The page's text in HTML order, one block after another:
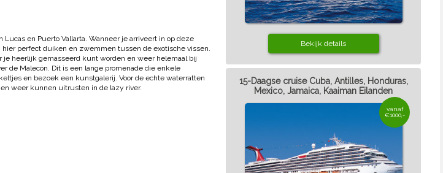
en Puerto Vallarta. Wanneer je arriveert in op deze
perfect duiken en zwemmen tussen de exotische vissen.
je heerlijk gemasseerd kunt worden en weer helemaal bij
de Malecón. Dit is een lange promenade die enkele
en bezoek een kunstgalerij. Voor de echte waterratten
weer kunnen uitrusten in de lazy river.
Bekijk details
15-Daagse cruise Cuba, Antilles, Honduras,
Mexico, Jamaica, Kaaiman Eilanden
vanaf
€1000,-